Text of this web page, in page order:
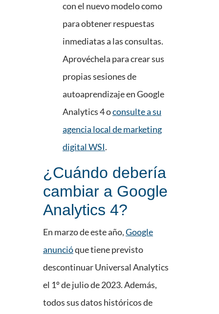
con el nuevo modelo como
para obtener respuestas
inmediatas a las consultas.
Aprovéchela para crear sus
propias sesiones de
autoaprendizaje en Google
Analytics 4 oconsulte a su
agencia local de marketing
digital WSI.
¿Cuándo debería
cambiar a Google
Analytics 4?
En marzo de este año,Google
anuncióque tiene previsto
descontinuar Universal Analytics
el 1º de julio de 2023. Además,
todos sus datos históricos de